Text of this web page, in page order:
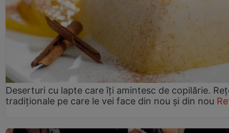
Deserturi cu lapte care îți amintesc de copilărie.
tradiționale pe care le vei face din nou și din nou